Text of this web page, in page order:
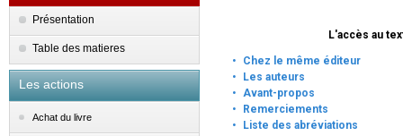
Présentation
Table des matieres
Les actions
Achat du livre
L'accès au
· Chez le même éditeur
· Les auteurs
· Avant-propos
· Remerciements
· Liste des abréviations